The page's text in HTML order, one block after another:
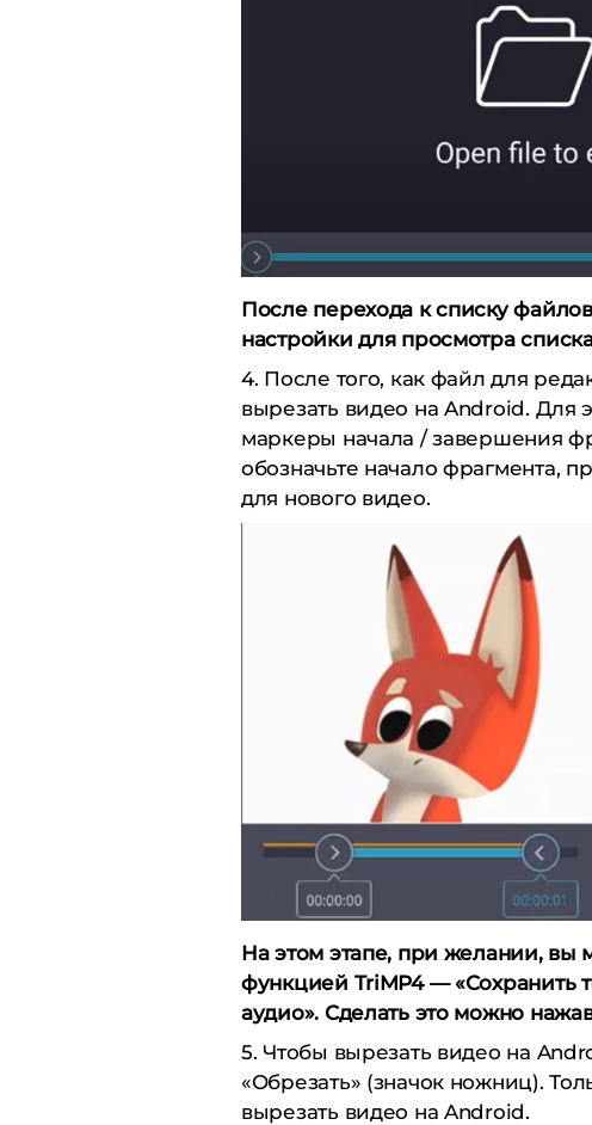
После перехода к списку
настройки для просмотра
4. После того, как файл для
вырезать видео на Android. Для
маркеры начала / завершения
обозначьте начало фрагмента,
для нового видео.
На этом этапе, при желании, вы
функцией TriMP4 — «Сохранить
аудио». Сделать это можно
5. Чтобы вырезать видео на
«Обрезать» (значок ножниц).
вырезать видео на Android.